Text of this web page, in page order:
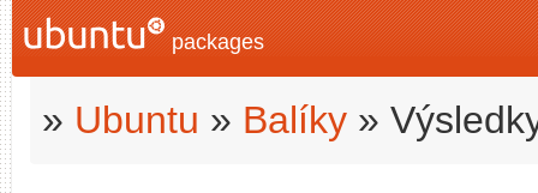
packages
» Ubuntu » Balíky »